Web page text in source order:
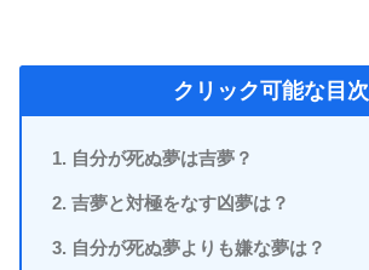
クリック可能な目次
自分が死ぬ夢は吉夢？
吉夢と対極をなす凶夢は？
自分が死ぬ夢よりも嫌な夢は？